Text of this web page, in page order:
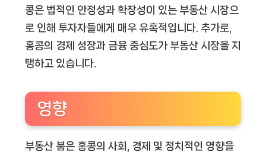
콩은 법적인 안정성과 확장성이 있는 부동산 시장으
로 인해 투자자들에게 매우 유혹적입니다. 추가로,
홍콩의 경제 성장과 금융 중심도가 부동산 시장을 지
탱하고 있습니다.
영향
부동산 붐은 홍콩의 사회, 경제 및 정치적인 영향을